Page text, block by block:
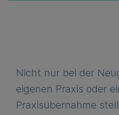
Nicht nur bei der
eigenen Praxis oder
Praxisübernahme